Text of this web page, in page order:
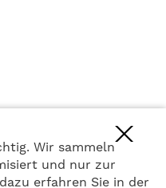
Geschichte
Partizipation Kontakt
Wir sammeln
und nur zur
erfahren Sie in der